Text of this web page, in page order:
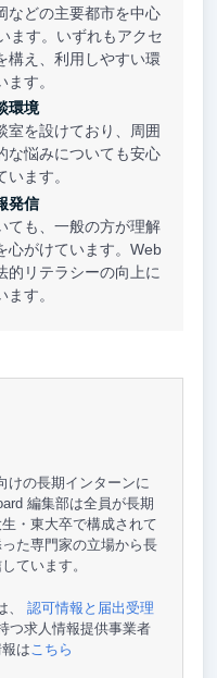
どの主要都市を中心
ます。いずれもアクセ
構え、利用しやすい環
す。
環境
を設けており、周囲
な悩みについても安心
ます。
発信
も、一般の方が理解
心がけています。Web
的リテラシーの向上に
す。
けの長期インターンに
編集部は全員が長期
・東大卒で構成されて
た専門家の立場から長
ています。
、 認可情報と届出受理
求人情報提供事業者
は こちら